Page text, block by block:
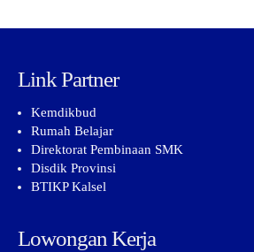
Link Partner
Kemdikbud
Rumah Belajar
Direktorat Pembinaan SMK
Disdik Provinsi
BTIKP Kalsel
Lowongan Kerja